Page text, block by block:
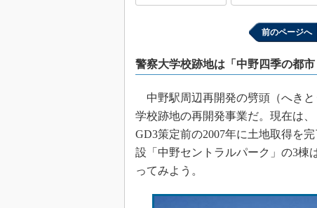
前のページへ
警察大学校跡地は「中野四季の都
中野駅周辺再開発の劈頭（へき
学校跡地の再開発事業だ。現在は
GD3策定前の2007年に土地取得を
設「中野セントラルパーク」の3棟
ってみよう。